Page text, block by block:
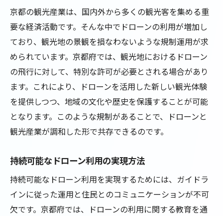
京都の観光産業は、国内外から多くの観光客を集める重
要な経済活動です。そんな中でドローンの利用が増加し
ており、観光地の景観を損なわないような規制運用が求
められています。京都府では、観光地におけるドローン
の飛行に対して、特別な許可が必要とされる場合があり
ます。これにより、ドローンを活用した新しい観光体験
を提供しつつ、地域の文化や歴史を保護することが可能
となります。このような規制があることで、ドローンと
観光産業が調和した形で共存できるのです。
持続可能なドローン利用の実現方法
持続可能なドローン利用を実現するためには、ガイドラ
インに従った運用と住民とのコミュニケーションが不可
欠です。京都府では、ドローンの利用に関する教育を通